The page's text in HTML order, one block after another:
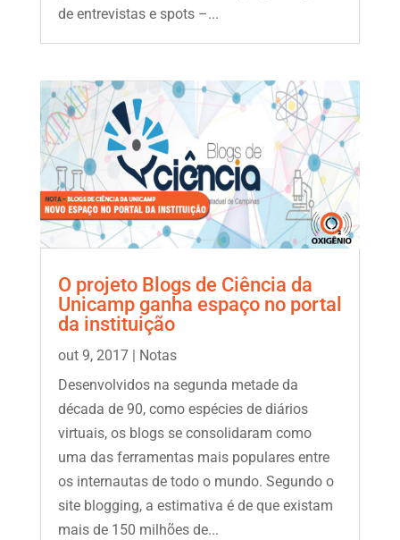
de entrevistas e spots –...
O projeto Blogs de Ciência da
Unicamp ganha espaço no portal
da instituição
out 9, 2017| Notas
Desenvolvidos na segunda metade da
década de 90, como espécies de diários
virtuais, os blogs se consolidaram como
uma das ferramentas mais populares entre
os internautas de todo o mundo. Segundo o
site blogging, a estimativa é de que existam
mais de 150 milhões de...